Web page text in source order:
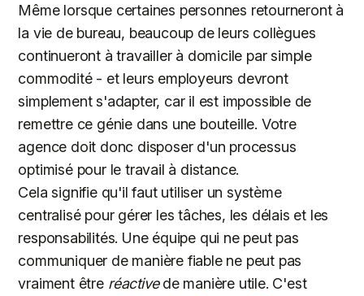
Même lorsque certaines personnes retourneront à
la vie de bureau, beaucoup de leurs collègues
continueront à travailler à domicile par simple
commodité - et leurs employeurs devront
simplement s'adapter, car il est impossible de
remettre ce génie dans une bouteille. Votre
agence doit donc disposer d'un processus
optimisé pour le travail à distance.
Cela signifie qu'il faut utiliser un système
centralisé pour gérer les tâches, les délais et les
responsabilités. Une équipe qui ne peut pas
communiquer de manière fiable ne peut pas
vraiment être réactivede manière utile. C'est